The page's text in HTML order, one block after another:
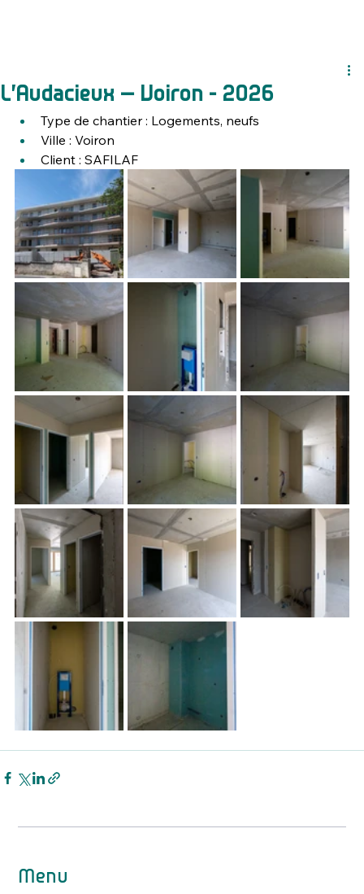
L’Audacieux – Voiron - 2026
Type de chantier : Logements, neufs
Ville : Voiron
Client : SAFILAF
Menu